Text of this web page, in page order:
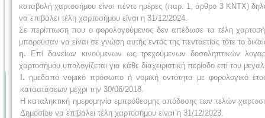
καταβολή χαρτοσήμου είναι πέντε ημέρες (παρ. 1, άρθρο 3 ΚΝΤΧ)
να επιβάλει τέλη χαρτοσήμου είναι η 31/12/2024.
Σε περίπτωση που ο φορολογούμενος δεν απέδωσε τα τέλη
μπορούσαν να είναι σε γνώση αυτής εντός της πενταετίας τότε το
η. Επί δανείων κινούμενων ως τρεχούμενων δοσοληπτικών
χαρτοσήμου υπολογίζεται για κάθε διαχειριστική περίοδο επί του
Ι. ημεδαπό νομικό πρόσωπο ή νομική οντότητα με φορολογικό
καταστάσεων μέχρι την 30/06/2018.
Η καταληκτική ημερομηνία εμπρόθεσμης απόδοσης των τελών
Δημοσίου να επιβάλει τέλη χαρτοσήμου είναι η 31/12/2023.